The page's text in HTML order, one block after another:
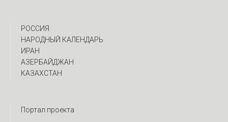
РОССИЯ
НАРОДНЫЙ КАЛЕНДАРЬ
ИРАН
АЗЕРБАЙДЖАН
КАЗАХСТАН
Портал проекта